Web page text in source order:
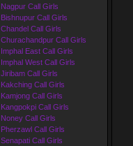
Nagpur Call Girls
Bishnupur Call Girls
Chandel Call Girls
Churachandpur Call Girls
Imphal East Call Girls
Imphal West Call Girls
Jiribam Call Girls
Kakching Call Girls
Kamjong Call Girls
Kangpokpi Call Girls
Noney Call Girls
Pherzawl Call Girls
Senapati Call Girls